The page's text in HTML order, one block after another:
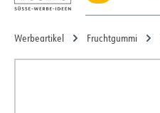
Werbeartikel Fruchtgummi